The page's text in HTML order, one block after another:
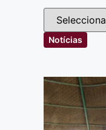
Notícias